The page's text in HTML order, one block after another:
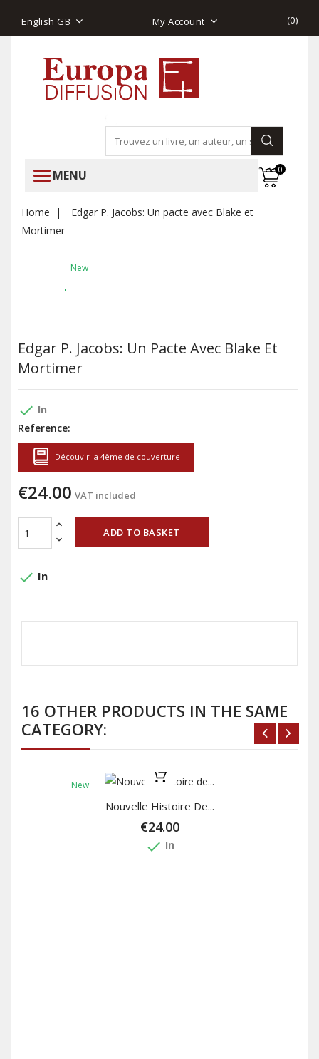
English GB My Account (0)
MENU 0
Home
Edgar P. Jacobs: Un pacte avec Blake et
Mortimer
New
Edgar P. Jacobs: Un Pacte Avec Blake Et
Mortimer
done In
Reference:
Découvir la 4ème de couverture
€24.00 VAT included
ADD TO BASKET
done In
16 OTHER PRODUCTS IN THE SAME
CATEGORY:
New
Nouvelle Histoire De...
€24.00
done In